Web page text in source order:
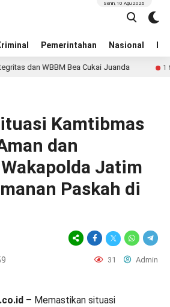
Pemerintahan Nasional
Senin, 10 Agu 2026
WBBM Bea Cukai Juanda 1 hari lalu
Kamtibmas
dan
Jatim
Paskah di
31 Admin
– Memastikan situasi